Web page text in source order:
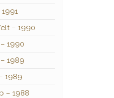
– 1990
1990
1989
1989
– 1988